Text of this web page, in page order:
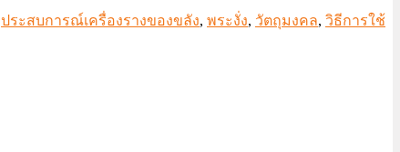
ประสบการณ์เครื่องรางของขลัง, พระงั่ง, วัตถุมงคล, วิธีการใช้